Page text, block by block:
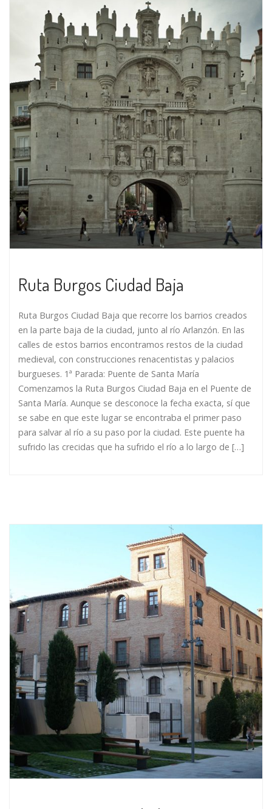
Ruta Burgos Ciudad Baja
Ruta Burgos Ciudad Baja que recorre los barrios creados
en la parte baja de la ciudad, junto al río Arlanzón. En las
calles de estos barrios encontramos restos de la ciudad
medieval, con construcciones renacentistas y palacios
burgueses. 1ª Parada: Puente de Santa María
Comenzamos la Ruta Burgos Ciudad Baja en el Puente de
Santa María. Aunque se desconoce la fecha exacta, sí que
se sabe en que este lugar se encontraba el primer paso
para salvar al río a su paso por la ciudad. Este puente ha
sufrido las crecidas que ha sufrido el río a lo largo de […]